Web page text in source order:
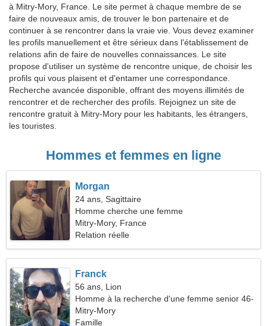
à Mitry-Mory, France. Le site permet à chaque membre de se
faire de nouveaux amis, de trouver le bon partenaire et de
continuer à se rencontrer dans la vraie vie. Vous devez examiner
les profils manuellement et être sérieux dans l'établissement de
relations afin de faire de nouvelles connaissances. Le site
propose d'utiliser un système de rencontre unique, de choisir les
profils qui vous plaisent et d'entamer une correspondance.
Recherche avancée disponible, offrant des moyens illimités de
rencontrer et de rechercher des profils. Rejoignez un site de
rencontre gratuit à Mitry-Mory pour les habitants, les étrangers,
les touristes.
Hommes et femmes en ligne
Morgan
24 ans, Sagittaire
Homme cherche une femme
Mitry-Mory, France
Relation réelle
Franck
56 ans, Lion
Homme à la recherche d'une femme senior 46-
53
Mitry-Mory
Famille